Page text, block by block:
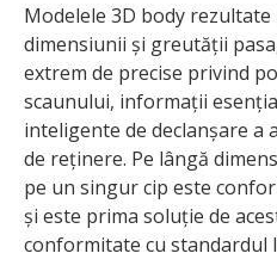
Modelele 3D body
dimensiunii și greutății
extrem de precise privind
scaunului, informații
inteligente de declanșare
de reținere. Pe lângă
pe un singur cip este
și este prima soluție de
conformitate cu standardul